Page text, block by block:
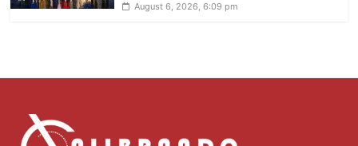
August 6, 2026, 6:09 pm